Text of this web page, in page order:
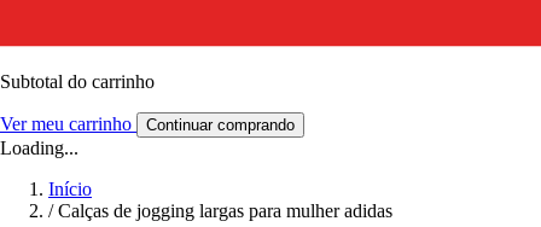
Subtotal do carrinho
Ver meu carrinho Continuar comprando
Loading...
Início
/ Calças de jogging largas para mulher adidas